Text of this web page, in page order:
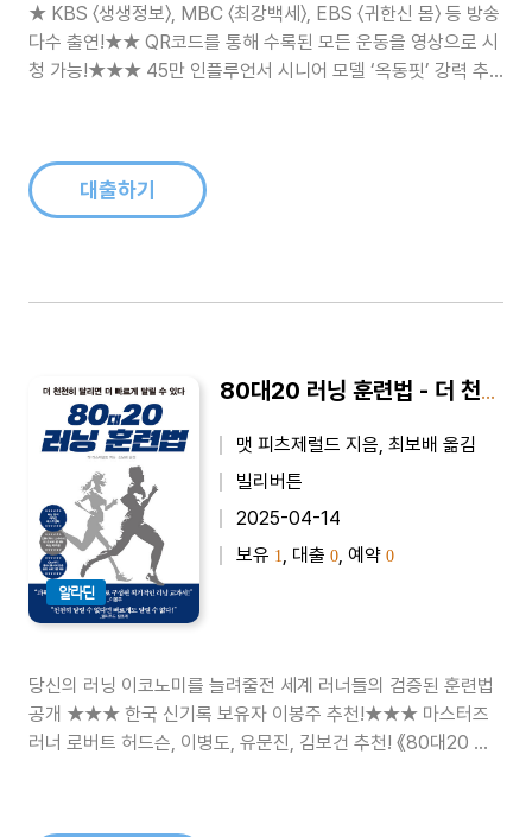
★ KBS 〈생생정보〉, MBC 〈최강백세〉, EBS 〈귀한신 몸〉 등 방송
다수 출연!★★ QR코드를 통해 수록된 모든 운동을 영상으로 시
청 가능!★★★ 45만 인플루언서 시니어 모델 ‘옥동핏’ 강력 추
떻..
대출하기
알라딘
80대20 러닝 훈련법 - 더 천천히 달리면 더 빠르게 달릴 수 있다
맷 피츠제럴드 지음, 최보배 옮김
빌리버튼
2025-04-14
보유 1 , 대출 0 , 예약 0
당신의 러닝 이코노미를 늘려줄전 세계 러너들의 검증된 훈련법
공개 ★★★ 한국 신기록 보유자 이봉주 추천!★★★ 마스터즈
러너 로버트 허드슨, 이병도, 유문진, 김보건 추천! 《80대20 러